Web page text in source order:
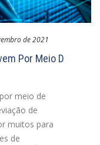
de 2021
Por Meio D
meio de
de
muitos para
de